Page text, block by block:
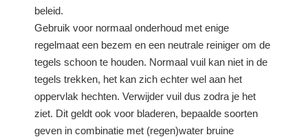
beleid.
Gebruik voor normaal onderhoud met enige
regelmaat een bezem en een neutrale reiniger om de
tegels schoon te houden. Normaal vuil kan niet in de
tegels trekken, het kan zich echter wel aan het
oppervlak hechten. Verwijder vuil dus zodra je het
ziet. Dit geldt ook voor bladeren, bepaalde soorten
geven in combinatie met (regen)water bruine